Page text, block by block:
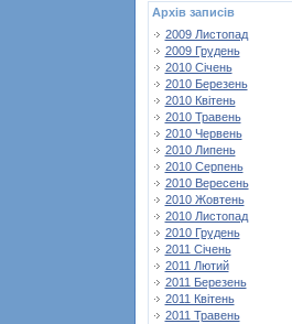
Архів записів
2009 Листопад
2009 Грудень
2010 Січень
2010 Березень
2010 Квітень
2010 Травень
2010 Червень
2010 Липень
2010 Серпень
2010 Вересень
2010 Жовтень
2010 Листопад
2010 Грудень
2011 Січень
2011 Лютий
2011 Березень
2011 Квітень
2011 Травень